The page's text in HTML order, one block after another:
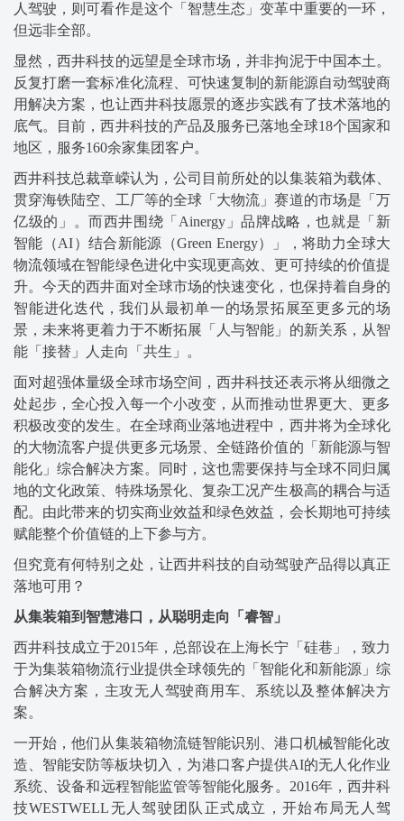
人驾驶，则可看作是这个「智慧生态」变革中重要的一环，
但远非全部。
显然，西井科技的远望是全球市场，并非拘泥于中国本土。
反复打磨一套标准化流程、可快速复制的新能源自动驾驶商
用解决方案，也让西井科技愿景的逐步实践有了技术落地的
底气。目前，西井科技的产品及服务已落地全球18个国家和
地区，服务160余家集团客户。
西井科技总裁章嵘认为，公司目前所处的以集装箱为载体、
贯穿海铁陆空、工厂等的全球「大物流」赛道的市场是「万
亿级的」。而西井围绕「Ainergy」品牌战略，也就是「新
智能（AI）结合新能源（Green Energy）」，将助力全球大
物流领域在智能绿色进化中实现更高效、更可持续的价值提
升。今天的西井面对全球市场的快速变化，也保持着自身的
智能进化迭代，我们从最初单一的场景拓展至更多元的场
景，未来将更着力于不断拓展「人与智能」的新关系，从智
能「接替」人走向「共生」。
面对超强体量级全球市场空间，西井科技还表示将从细微之
处起步，全心投入每一个小改变，从而推动世界更大、更多
积极改变的发生。在全球商业落地进程中，西井将为全球化
的大物流客户提供更多元场景、全链路价值的「新能源与智
能化」综合解决方案。同时，这也需要保持与全球不同归属
地的文化政策、特殊场景化、复杂工况产生极高的耦合与适
配。由此带来的切实商业效益和绿色效益，会长期地可持续
赋能整个价值链的上下参与方。
但究竟有何特别之处，让西井科技的自动驾驶产品得以真正
落地可用？
从集装箱到智慧港口，从聪明走向「睿智」
西井科技成立于2015年，总部设在上海长宁「硅巷」，致力
于为集装箱物流行业提供全球领先的「智能化和新能源」综
合解决方案，主攻无人驾驶商用车、系统以及整体解决方
案。
一开始，他们从集装箱物流链智能识别、港口机械智能化改
造、智能安防等板块切入，为港口客户提供AI的无人化作业
系统、设备和远程智能监管等智能化服务。2016年，西井科
技WESTWELL无人驾驶团队正式成立，开始布局无人驾